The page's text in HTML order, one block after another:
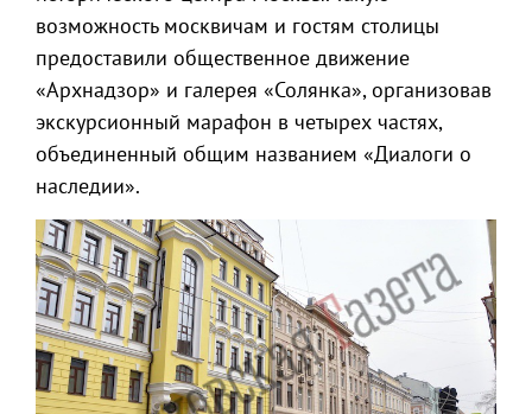
возможность москвичам и гостям столицы
предоставили общественное движение
«Архнадзор» и галерея «Солянка», организовав
экскурсионный марафон в четырех частях,
объединенный общим названием «Диалоги о
наследии».